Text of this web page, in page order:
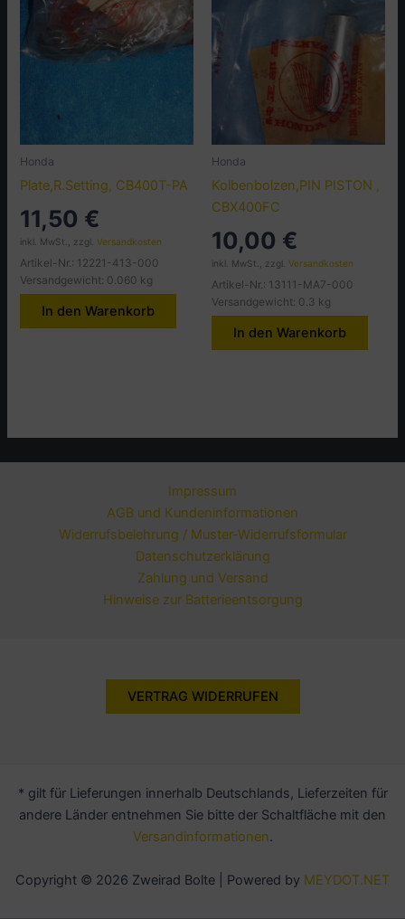
Honda
Plate,R.Setting, CB400T-PA
11,50 €
inkl. MwSt., zzgl.Versandkosten
Artikel-Nr.: 12221-413-000
Versandgewicht: 0.060 kg
In den Warenkorb
Honda
Kolbenbolzen,PIN PISTON ,
CBX400FC
10,00 €
inkl. MwSt., zzgl. Versandkosten
Artikel-Nr.: 13111-MA7-000
Versandgewicht: 0.3 kg
In den Warenkorb
Impressum
AGB und Kundeninformationen
Widerrufsbelehrung / Muster-Widerrufsformular
Datenschutzerklärung
Zahlung und Versand
Hinweise zur Batterieentsorgung
VERTRAG WIDERRUFEN
* gilt für Lieferungen innerhalb Deutschlands, Lieferzeiten für
andere Länder entnehmen Sie bitte der Schaltfläche mit den
Versandinformationen.
Copyright © 2026 Zweirad Bolte | Powered by MEYDOT.NET